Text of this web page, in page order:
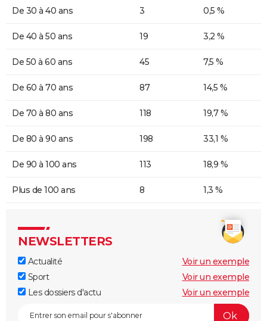
De 30 à 40 ans 3 0,5 %
De 40 à 50 ans 19 3,2 %
De 50 à 60 ans 45 7,5 %
De 60 à 70 ans 87 14,5 %
De 70 à 80 ans 118 19,7 %
De 80 à 90 ans 198 33,1 %
De 90 à 100 ans 113 18,9 %
Plus de 100 ans 8 1,3 %
NEWSLETTERS
Actualité
Voir un exemple
Sport
Voir un exemple
Les dossiers d'actu
Voir un exemple